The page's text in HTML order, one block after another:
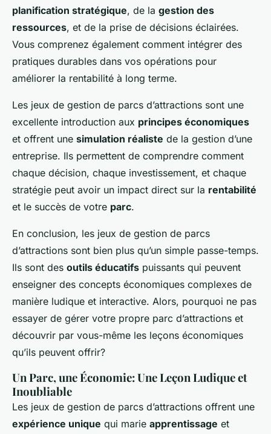
planification stratégique, de la gestion des
ressources, et de la prise de décisions éclairées.
Vous comprenez également comment intégrer des
pratiques durables dans vos opérations pour
améliorer la rentabilité à long terme.
Les jeux de gestion de parcs d’attractions sont une
excellente introduction aux principes économiques
et offrent une simulation réaliste de la gestion d’une
entreprise. Ils permettent de comprendre comment
chaque décision, chaque investissement, et chaque
stratégie peut avoir un impact direct sur la rentabilité
et le succès de votre parc.
En conclusion, les jeux de gestion de parcs
d’attractions sont bien plus qu’un simple passe-temps.
Ils sont des outils éducatifs puissants qui peuvent
enseigner des concepts économiques complexes de
manière ludique et interactive. Alors, pourquoi ne pas
essayer de gérer votre propre parc d’attractions et
découvrir par vous-même les leçons économiques
qu’ils peuvent offrir?
Un Parc, une Économie: Une Leçon Ludique et
Inoubliable
Les jeux de gestion de parcs d’attractions offrent une
expérience unique qui marie apprentissage et